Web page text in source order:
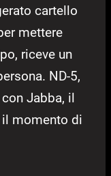
cartello
mettere
riceve un
ND-5,
Jabba, il
il momento di